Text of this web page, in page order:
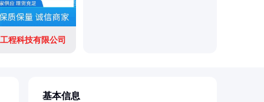
程科技有限公司
基本信息